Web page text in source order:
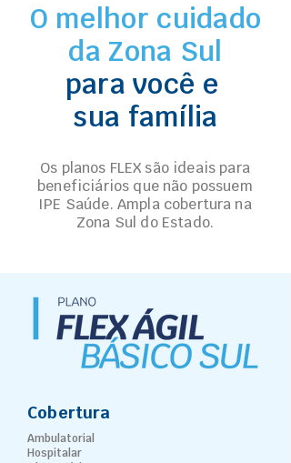
O melhor cuidado
da Zona Sul
para você e
sua família
Os planos FLEX são ideais para
beneficiários que não possuem
IPE Saúde. Ampla cobertura na
Zona Sul do Estado.
Cobertura
Ambulatorial
Hospitalar